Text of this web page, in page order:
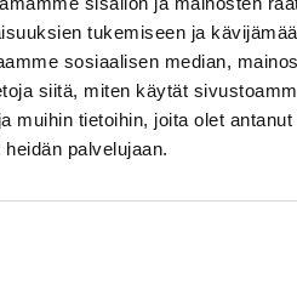
tukemiseen ja
sosiaalisen median,
siitä, miten käytät
muihin tietoihin, joita olet
palvelujaan.